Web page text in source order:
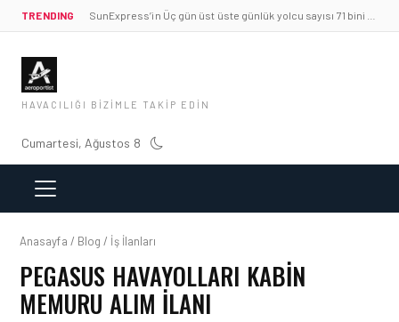
TRENDING
HAVACILIĞI BIZIMLE TAKIP EDIN
Cumartesi, Ağustos 8
Anasayfa / Blog / İş İlanları
PEGASUS HAVAYOLLARI KABIN
MEMURU ALIM İLANI